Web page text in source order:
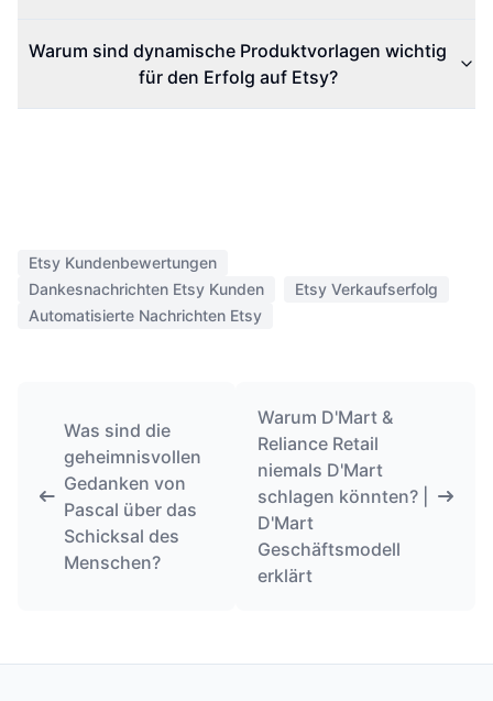
Warum sind dynamische Produktvorlagen wichtig
für den Erfolg auf Etsy?
Etsy Kundenbewertungen
Dankesnachrichten Etsy Kunden
Etsy Verkaufserfolg
Automatisierte Nachrichten Etsy
Was sind die
geheimnisvollen
Gedanken von
Pascal über das
Schicksal des
Menschen?
Warum D'Mart &
Reliance Retail
niemals D'Mart
schlagen könnten? |
D'Mart
Geschäftsmodell
erklärt